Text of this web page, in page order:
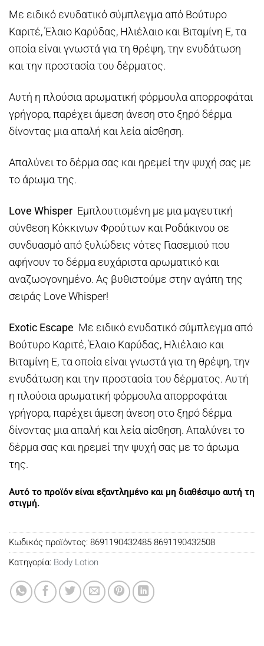
Με ειδικό ενυδατικό σύμπλεγμα από Βούτυρο
Καριτέ, Έλαιο Καρύδας, Ηλιέλαιο και Βιταμίνη Ε, τα
οποία είναι γνωστά για τη θρέψη, την ενυδάτωση
και την προστασία του δέρματος.
Αυτή η πλούσια αρωματική φόρμουλα απορροφάται
γρήγορα, παρέχει άμεση άνεση στο ξηρό δέρμα
δίνοντας μια απαλή και λεία αίσθηση.
Απαλύνει το δέρμα σας και ηρεμεί την ψυχή σας με
το άρωμα της.
Love Whisper Εμπλουτισμένη με μια μαγευτική
σύνθεση Κόκκινων Φρούτων και Ροδάκινου σε
συνδυασμό από ξυλώδεις νότες Γιασεμιού που
αφήνουν το δέρμα ευχάριστα αρωματικό και
αναζωογονημένο. Ας βυθιστούμε στην αγάπη της
σειράς Love Whisper!
Exotic Escape Με ειδικό ενυδατικό σύμπλεγμα από
Βούτυρο Καριτέ, Έλαιο Καρύδας, Ηλιέλαιο και
Βιταμίνη Ε, τα οποία είναι γνωστά για τη θρέψη, την
ενυδάτωση και την προστασία του δέρματος. Αυτή
η πλούσια αρωματική φόρμουλα απορροφάται
γρήγορα, παρέχει άμεση άνεση στο ξηρό δέρμα
δίνοντας μια απαλή και λεία αίσθηση. Απαλύνει το
δέρμα σας και ηρεμεί την ψυχή σας με το άρωμα
της.
Αυτό το προϊόν είναι εξαντλημένο και μη διαθέσιμο αυτή τη
στιγμή.
Κωδικός προϊόντος: 8691190432485 8691190432508
Κατηγορία: Body Lotion